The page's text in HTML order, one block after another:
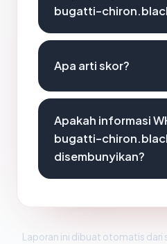
bugatti-
Apa arti skor?
Apakah informasi
bugatti-
disembunyikan?
Laporan ini dibuat otomatis dari